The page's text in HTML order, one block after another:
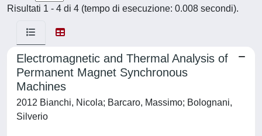
Risultati 1 - 4 di 4 (tempo di esecuzione: 0.008 secondi).
Electromagnetic and Thermal Analysis of
Permanent Magnet Synchronous
Machines
2012 Bianchi, Nicola; Barcaro, Massimo; Bolognani,
Silverio